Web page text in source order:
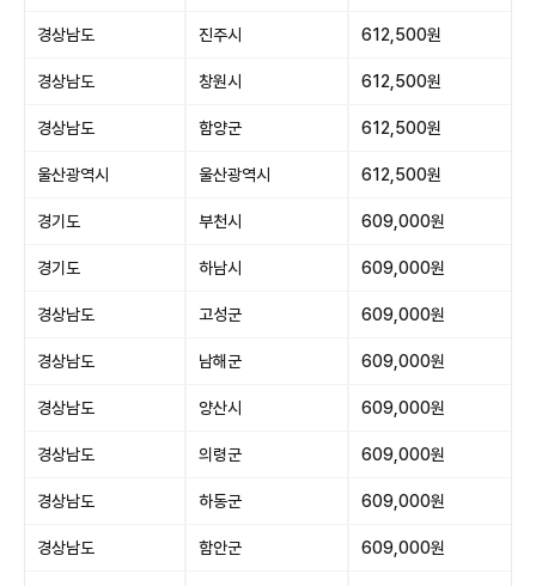
경상남도 진주시 612,500원
경상남도 창원시 612,500원
경상남도 함양군 612,500원
울산광역시 울산광역시 612,500원
경기도 부천시 609,000원
경기도 하남시 609,000원
경상남도 고성군 609,000원
경상남도 남해군 609,000원
경상남도 양산시 609,000원
경상남도 의령군 609,000원
경상남도 하동군 609,000원
경상남도 함안군 609,000원